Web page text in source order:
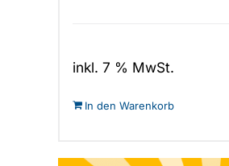
inkl. 7 % MwSt.
In den Warenkorb